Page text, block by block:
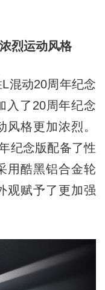
烈运动风格
动20周年纪念
入了20周年纪念
格更加浓烈。
纪念版配备了性
用酷黑铝合金轮
观赋予了更加强